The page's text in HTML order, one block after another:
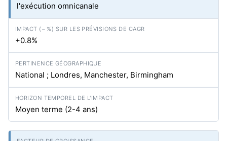
l'exécution omnicanale
+0.8%
National ; Londres, Manchester, Birmingham
Moyen terme (2-4 ans)